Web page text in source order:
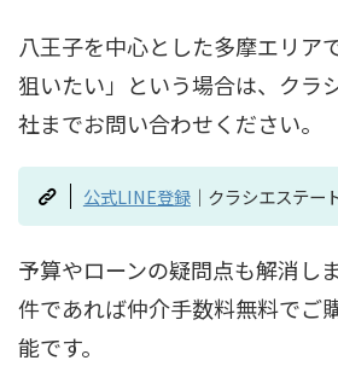
八王子を中心とした多摩エリア
狙いたい」という場合は、クラ
社までお問い合わせください。
公式LINE登録｜クラシエステー
予算やローンの疑問点も解消し
件であれば仲介手数料無料でご
能です。